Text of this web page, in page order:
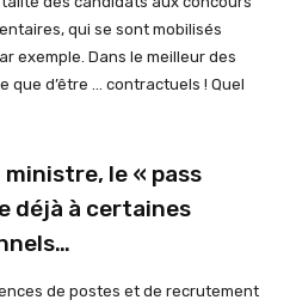
qui se sont mobilisés
exemple. Dans le meilleur des
que d’être … contractuels ! Quel
ministre, le « pass
déjà à certaines
de postes et de recrutement